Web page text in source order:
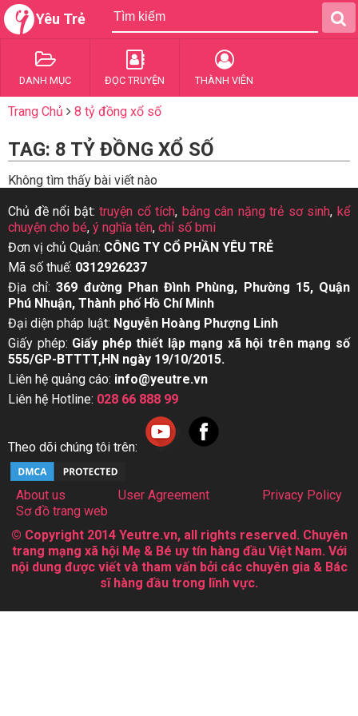
Yêu Trẻ
DANH MỤC ĐỌC TRUYỆN THÀNH VIÊN
Trang Chủ 8 tỷ đồng xổ số
TAG: 8 TỶ ĐỒNG XỔ SỐ
Không tìm thấy bài viết nào
Chủ đề nổi bật:truyện cổ tích, bảng cân nặng trẻ sơ sinh,kể
chuyện cho bé, ý nghĩa tên, chỉ số bmi
Đơn vị chủ Quản: CÔNG TY CỔ PHẦN YÊU TRẺ
Mã số thuế: 0312926237
Địa chỉ:369 đường Phan Đình Phùng, Phường 15, Quận
Phú Nhuận, Thành phố Hồ Chí Minh
Đại diện pháp luật: Nguyễn Hoàng Phượng Linh
Giấy phép: Giấy phép thiết lập mạng xã hội trên mạng số
555/GP-BTTTT,HN ngày 19/10/2015.
Liên hệ quảng cáo: info@yeutre.vn
Liên hệ Hotline: 028 66 888 99
Theo dõi chúng tôi trên:
About us User Agreement
Privacy Policy
Sơ đồ trang web
© Copyright 2014 Yeutre.vn, all rights reserved. Chuyên
trang mạng xã hội Mẹ & Bé uy tín hàng đầu Việt Nam. Với
nội dung được viết và tham vấn bởi các chuyên gia & Bác
sĩ hàng đầu trong lĩnh vực.